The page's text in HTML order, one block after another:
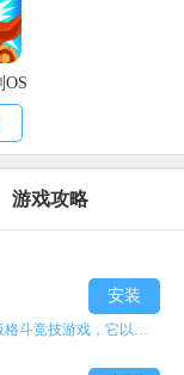
OS
游戏攻略
火柴人联盟2021是一款相当出色的横版格斗竞技游戏，它以火柴人形象高度还原了知名端游《英雄联盟》里的众多英雄。玩家能够自由挑选两名火柴人英雄开启自己的战斗秀，这里有着炫酷的技能特效和一流的打击感，感兴趣的话就快来体验火柴人联盟2021吧！
安装